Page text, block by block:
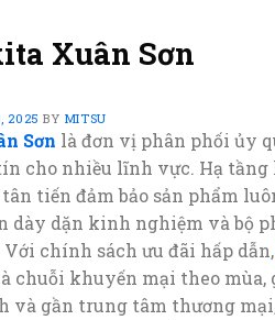
Xuân Sơn
2025 BY MITSU
Sơn là đơn vị phân phối ủy
cho nhiều lĩnh vực. Hạ
tiến đảm bảo sản phẩm
dày dặn kinh nghiệm và bộ
chính sách ưu đãi hấp dẫn,
chuỗi khuyến mại theo
và gần trung tâm thương